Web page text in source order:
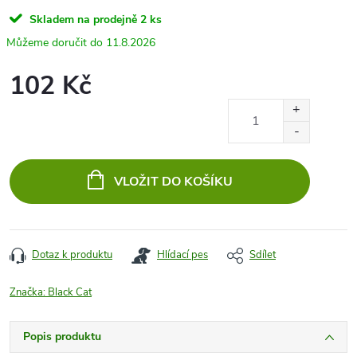
Skladem na prodejně 2 ks
11.8.2026
102 Kč
VLOŽIT DO KOŠÍKU
Dotaz k produktu Hlídací pes Sdílet
Značka: Black Cat
Popis produktu